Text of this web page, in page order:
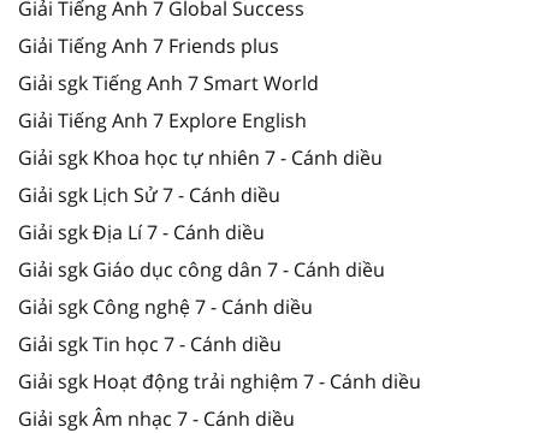
Giải Tiếng Anh 7 Global Success
Giải Tiếng Anh 7 Friends plus
Giải sgk Tiếng Anh 7 Smart World
Giải Tiếng Anh 7 Explore English
Giải sgk Khoa học tự nhiên 7 - Cánh diều
Giải sgk Lịch Sử 7 - Cánh diều
Giải sgk Địa Lí 7 - Cánh diều
Giải sgk Giáo dục công dân 7 - Cánh diều
Giải sgk Công nghệ 7 - Cánh diều
Giải sgk Tin học 7 - Cánh diều
Giải sgk Hoạt động trải nghiệm 7 - Cánh diều
Giải sgk Âm nhạc 7 - Cánh diều